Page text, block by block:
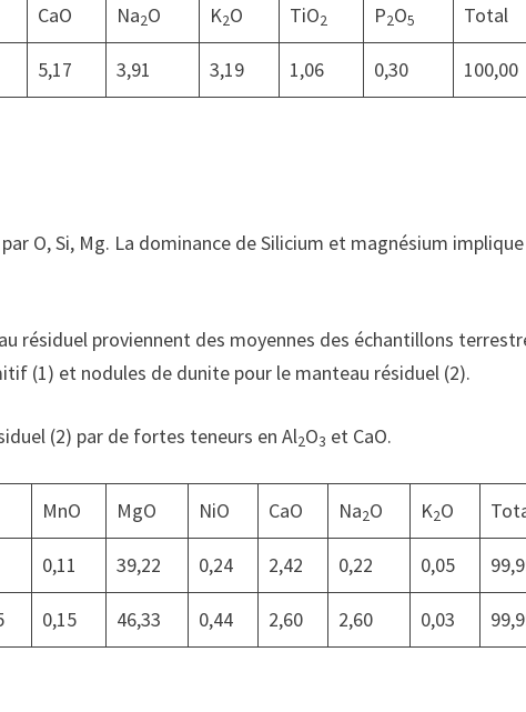
CaO Na2O K2O TiO2 P2O5 Total
5,17 3,91 3,19 1,06 0,30 100,00
O, Si, Mg. La dominance de Silicium et magnésium implique
résiduel proviennent des moyennes des échantillons
(1) et nodules de dunite pour le manteau résiduel (2).
(2) par de fortes teneurs en Al2O3 et CaO.
MnO MgO NiO CaO Na2O K2O
0,11 39,22 0,24 2,42 0,22 0,05
0,15 46,33 0,44 2,60 2,60 0,03